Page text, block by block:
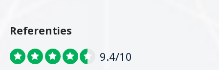
Referenties
9.4/10